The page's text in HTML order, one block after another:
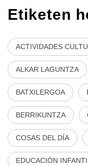
Etiketen
ACTIVIDADES
ALKAR LAGUNTZA
BATXILERGOA
BERRIKUNTZA
COSAS DEL DÍA
EDUCACIÓN